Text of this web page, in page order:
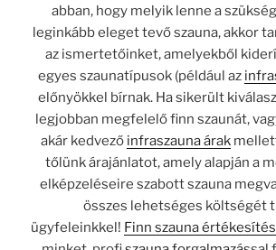
abban, hogy melyik lenne a
leginkább eleget tevő szauna, akkor
az ismertetőinket, amelyekből
egyes szaunatípusok (például az
előnyökkel bírnak. Ha sikerült
legjobban megfelelő finn szaunát,
akár kedvező infraszauna árak
tőlünk árajánlatot, amely alapján a
elképzeléseire szabott szauna
összes lehetséges költségét
ügyfeleinkkel! Finn szauna értékesítés